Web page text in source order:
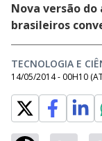
Nova versão
brasileiros
TECNOLOGIA E
14/05/2014 - 00H10